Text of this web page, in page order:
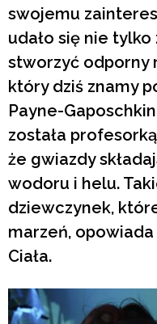
swojemu
udało się nie
stworzyć odporny
który dziś znamy
Payne-
została
że gwiazdy
wodoru i helu.
dziewczynek,
marzeń,
Ciała.